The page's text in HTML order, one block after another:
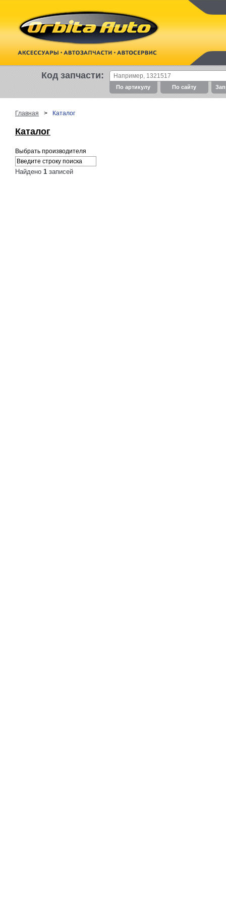
Код запчасти:
По артикулу По cайту
Главная > Каталог
Каталог
Выбрать производителя
Найдено 1 записей